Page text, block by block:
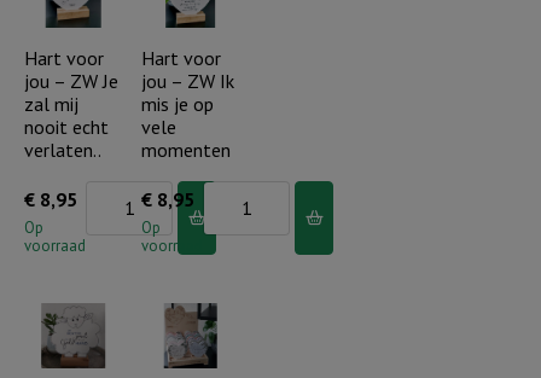
In
herinnering
ben
je
zo
aantal
verdriet..
aantal
Hart voor
jou – ZW Je
zal mij
nooit echt
verlaten..
€ 8,95
Op
voorraad
ZW
Je
Hart voor
jou – ZW Ik
mis je op
vele
momenten
€ 8,95
Op
voorraad
voor
jou
ZW
Ik